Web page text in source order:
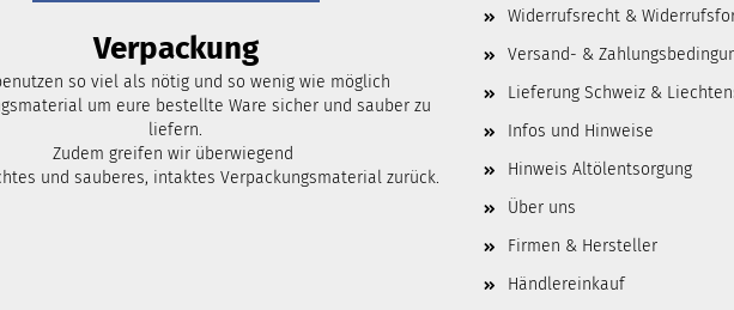
Verpackung
so viel als nötig und so wenig wie möglich
um eure bestellte Ware sicher und sauber zu
liefern.
Zudem greifen wir überwiegend
und sauberes, intaktes Verpackungsmaterial zurück.
Widerrufsrecht &
Versand- &
Lieferung Schweiz &
Infos und Hinweise
Hinweis Altölentsorgung
Über uns
Firmen & Hersteller
Händlereinkauf